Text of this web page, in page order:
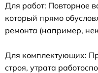
Для работ: Повторное
который прямо
ремонта (например,
Для комплектующих:
строя, утрата